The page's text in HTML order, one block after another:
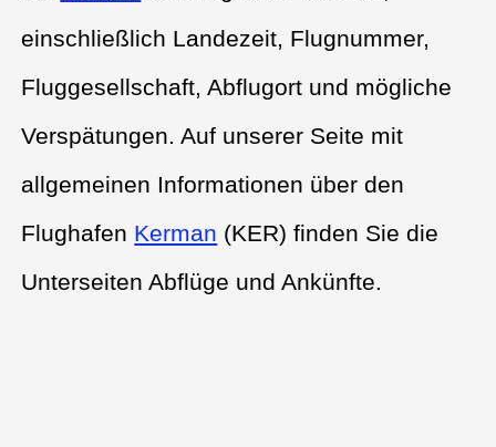
einschließlich Landezeit, Flugnummer,
Fluggesellschaft, Abflugort und mögliche
Verspätungen. Auf unserer Seite mit
allgemeinen Informationen über den
Flughafen Kerman (KER) finden Sie die
Unterseiten Abflüge und Ankünfte.